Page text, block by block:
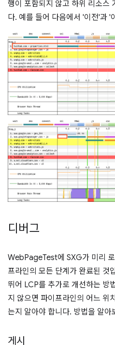
행이 포함되지 않고 하위 리소스
다. 예를 들어 다음에서 '이전'과 '
디버그
WebPageTest에 SXG가 미리
프라인의 모든 단계가 완료된 것
뛰어 LCP를 추가로 개선하는 방
지 않으면 파이프라인의 어느 위
는지 알아야 합니다. 방법을 알아
게시